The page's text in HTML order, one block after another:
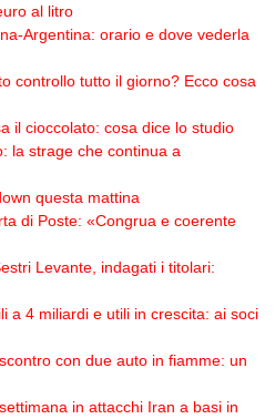
al litro
Argentina: orario e dove vederla
controllo tutto il giorno? Ecco cosa
il cioccolato: cosa dice lo studio
la strage che continua a
questa mattina
di Poste: «Congrua e coerente
Levante, indagati i titolari:
a 4 miliardi e utili in crescita: ai soci
con due auto in fiamme: un
in attacchi Iran a basi in